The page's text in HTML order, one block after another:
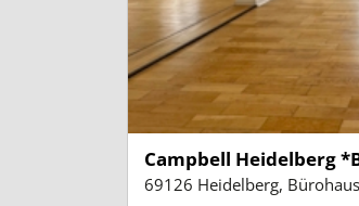
Campbell Heidelberg
69126 Heidelberg, Bürohaus